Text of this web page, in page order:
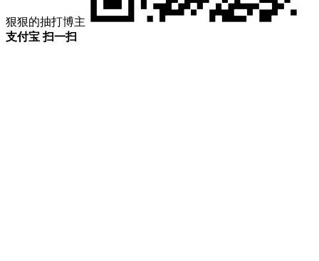
狠狠的抽打博主
支付宝 扫一扫